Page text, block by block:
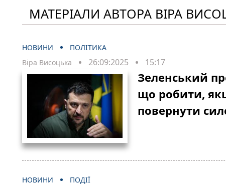
МАТЕРІАЛИ АВТОРА ВІРА
НОВИНИ
ПОЛІТИКА
Віра Висоцька
26:09:2025 15:17
Зеленський
що робити,
повернути
НОВИНИ
ПОДІЇ